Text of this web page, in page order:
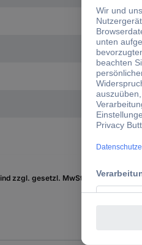
zzgl. gesetzl. MwSt., zzgl. Versand)